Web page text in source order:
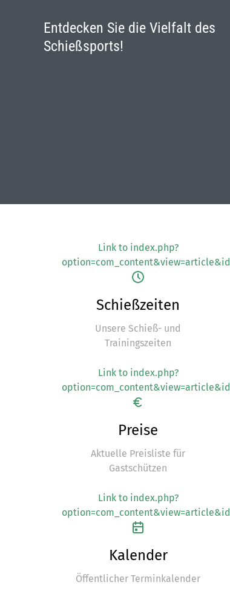
Entdecken Sie die Vielfalt des
Schießsports!
Link to index.php?
Schießzeiten
Unsere Schieß- und
Trainingszeiten
Link to index.php?
Preise
Aktuelle Preisliste für
Gastschützen
Link to index.php?
Kalender
Öffentlicher Terminkalender